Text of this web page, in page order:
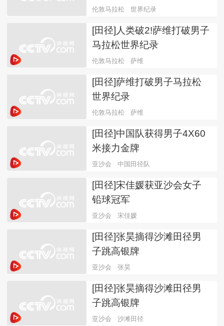
伦敦马拉松 世界纪录
[田径]人类破2!萨维打破男子
马拉松世界纪录
伦敦马拉松 萨维
[田径]萨维打破男子马拉松
世界纪录
伦敦马拉松 萨维
[田径]中国队获得男子4X60
米接力金牌
亚沙会 中国田径队
[田径]宋佳媛获亚沙会女子
铅球冠军
亚沙会 宋佳媛
[田径]张昊摘得沙滩田径男
子跳高银牌
亚沙会 张昊
[田径]张昊摘得沙滩田径男
子跳高银牌
亚沙会 沙滩田径